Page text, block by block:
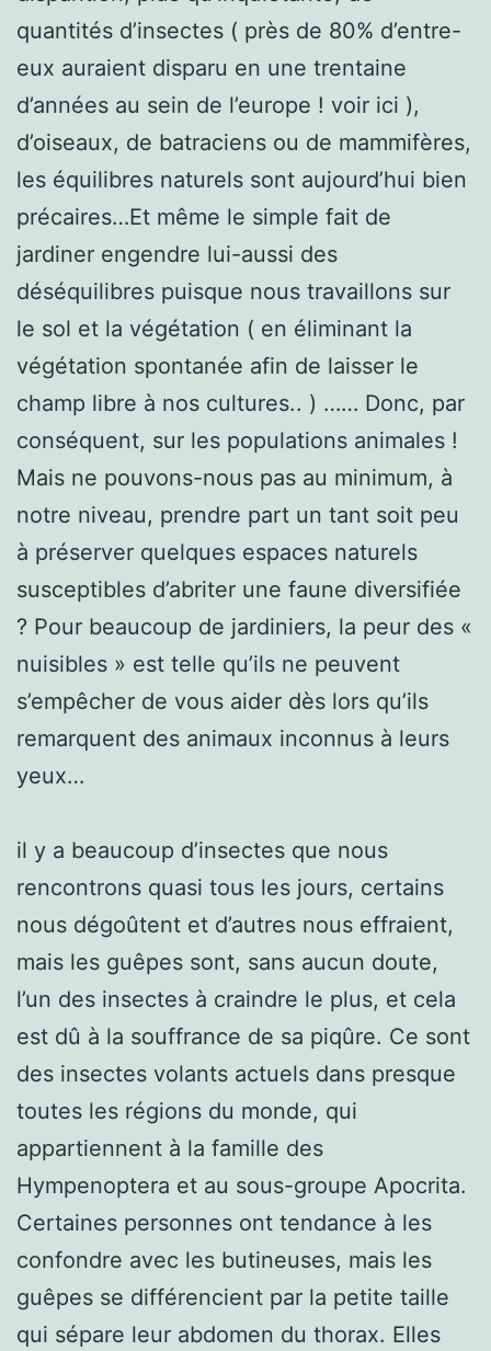
quantités d’insectes ( près de 80% d’entre-
eux auraient disparu en une trentaine
d’années au sein de l’europe ! voir ici ),
d’oiseaux, de batraciens ou de mammifères,
les équilibres naturels sont aujourd’hui bien
précaires…Et même le simple fait de
jardiner engendre lui-aussi des
déséquilibres puisque nous travaillons sur
le sol et la végétation ( en éliminant la
végétation spontanée afin de laisser le
champ libre à nos cultures.. ) …… Donc, par
conséquent, sur les populations animales !
Mais ne pouvons-nous pas au minimum, à
notre niveau, prendre part un tant soit peu
à préserver quelques espaces naturels
susceptibles d’abriter une faune diversifiée
? Pour beaucoup de jardiniers, la peur des «
nuisibles » est telle qu’ils ne peuvent
s’empêcher de vous aider dès lors qu’ils
remarquent des animaux inconnus à leurs
yeux…
il y a beaucoup d’insectes que nous
rencontrons quasi tous les jours, certains
nous dégoûtent et d’autres nous effraient,
mais les guêpes sont, sans aucun doute,
l’un des insectes à craindre le plus, et cela
est dû à la souffrance de sa piqûre. Ce sont
des insectes volants actuels dans presque
toutes les régions du monde, qui
appartiennent à la famille des
Hympenoptera et au sous-groupe Apocrita.
Certaines personnes ont tendance à les
confondre avec les butineuses, mais les
guêpes se différencient par la petite taille
qui sépare leur abdomen du thorax. Elles